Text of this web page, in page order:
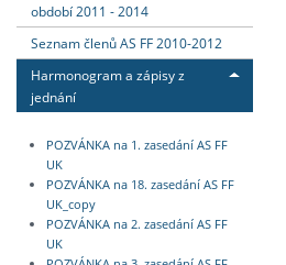
období 2011 - 2014
Seznam členů AS FF 2010-2012
Harmonogram a zápisy z
jednání
POZVÁNKA na 1. zasedání AS FF
UK
POZVÁNKA na 18. zasedání AS FF
UK_copy
POZVÁNKA na 2. zasedání AS FF
UK